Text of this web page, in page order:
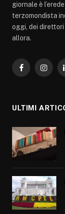
giornale è
terzomondista
oggi, dei
allora.
Facebook
ULTIMI